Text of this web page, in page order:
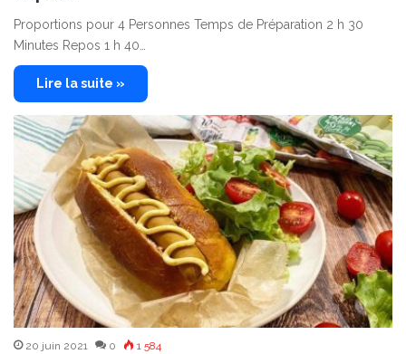
Proportions pour 4 Personnes Temps de Préparation 2 h 30
Minutes Repos 1 h 40…
Lire la suite »
20 juin 2021 0 1 584